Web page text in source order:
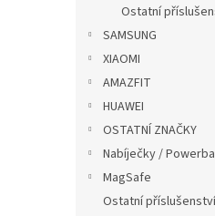
Ostatní
SAMSUNG
XIAOMI
AMAZFIT
HUAWEI
OSTATNÍ ZNAČKY
Nabíječky /
MagSafe
Ostatní příslušenství